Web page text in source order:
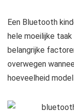
Een Bluetooth
hele moeilijke
belangrijke
overwegen
hoeveelheid